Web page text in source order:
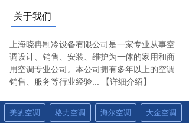
上海晓冉制冷设备有限公司是一家专业从事空
调设计、销售、安装、维护为一体的家用和商
用空调专业公司。本公司拥有多年以上的空调
销售、服务等行业经验...
【详细介绍】
关于我们
美的空调 格力空调 海尔空调 大金空调